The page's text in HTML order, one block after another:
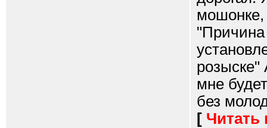
мошонке,
розыске"
мне
без
[ Читать